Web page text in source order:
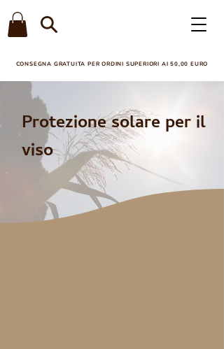
CONSEGNA GRATUITA PER ORDINI SUPERIORI AI 50,00 EURO​
Protezione solare per il
viso